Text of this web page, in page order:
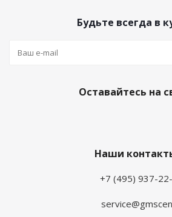
Будьте всегда в
Оставайтесь на
Наши
+7 (495) 937-